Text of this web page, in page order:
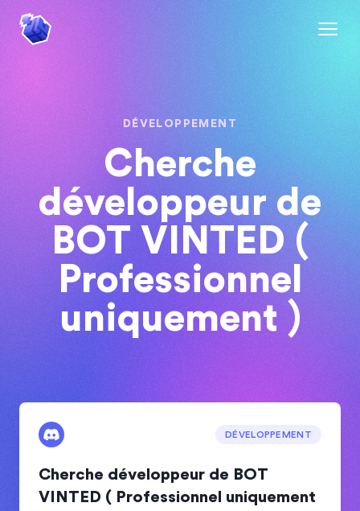
DÉVELOPPEMENT
Cherche
développeur de
BOT VINTED (
Professionnel
uniquement )
DÉVELOPPEMENT
Cherche développeur de BOT
VINTED ( Professionnel uniquement